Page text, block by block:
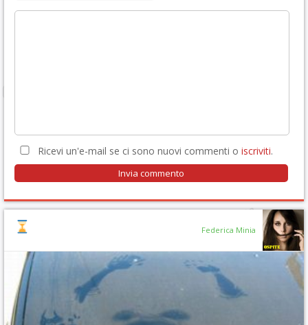
Ricevi un'e-mail se ci sono nuovi commenti o iscriviti.
Federica Minia